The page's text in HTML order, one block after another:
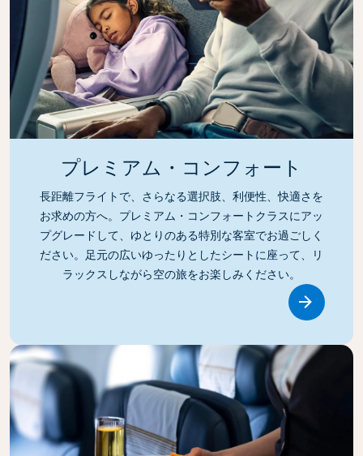
プレミアム・コンフォート
長距離フライトで、さらなる選択肢、利便性、快適さを
お求めの方へ。プレミアム・コンフォートクラスにアッ
プグレードして、ゆとりのある特別な客室でお過ごしく
ださい。足元の広いゆったりとしたシートに座って、リ
ラックスしながら空の旅をお楽しみください。